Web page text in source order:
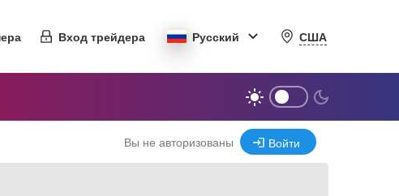
Вход трейдера Русский США
Вы не авторизованы Войти